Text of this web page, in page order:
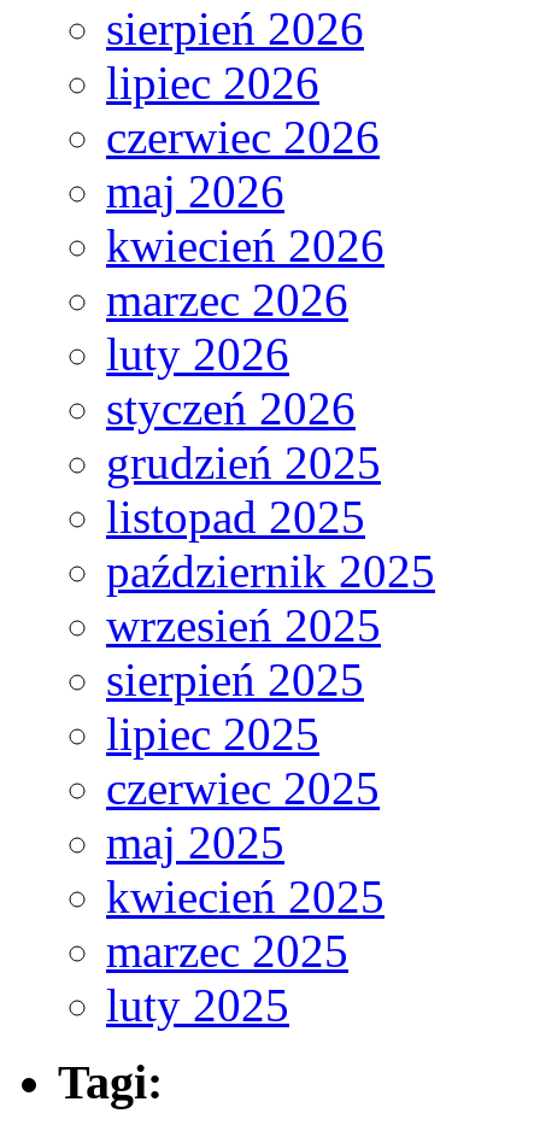
sierpień 2026
lipiec 2026
czerwiec 2026
maj 2026
kwiecień 2026
marzec 2026
luty 2026
styczeń 2026
grudzień 2025
listopad 2025
październik 2025
wrzesień 2025
sierpień 2025
lipiec 2025
czerwiec 2025
maj 2025
kwiecień 2025
marzec 2025
luty 2025
Tagi: